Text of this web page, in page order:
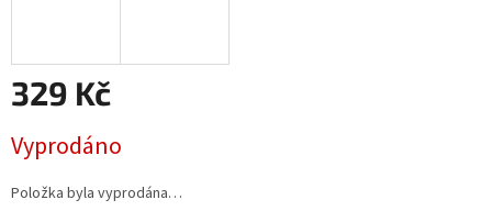
329 Kč
cena:
Vyprodáno
Položka byla vyprodána…